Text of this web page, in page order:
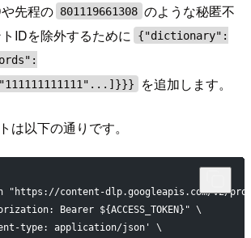
先程の 801119661308 のような秘匿不
IDを除外するために
{"dictionary":
を追加します。
は以下の通りです。
content-dlp.googleapis.com/v2/
Bearer ${ACCESS_TOKEN}" \
type: application/json' \